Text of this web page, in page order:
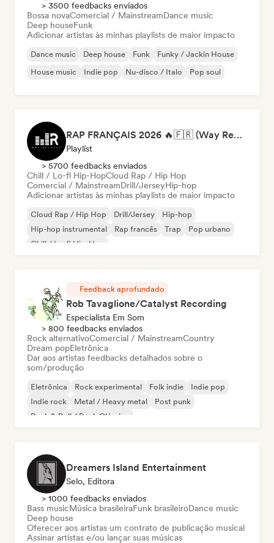
> 3500 feedbacks enviados
Bossa novaComercial / MainstreamDance music
Deep houseFunk
Adicionar artistas às minhas playlists de maior impacto
Dance music Deep house Funk
Funky / Jackin House
House music
Indie pop Nu-disco / Italo Pop soul
RAP FRANÇAIS 2026 🔥🇫🇷 (Way Records)
Playlist
> 5700 feedbacks enviados
Chill / Lo-fi Hip-HopCloud Rap / Hip Hop
Comercial / MainstreamDrill/JerseyHip-hop
Adicionar artistas às minhas playlists de maior impacto
Cloud Rap / Hip Hop Drill/Jersey
Hip-hop
Hip-hop instrumental
Rap francês Trap
Pop urbano
Chill / Lo-fi Hip-Hop
Feedback aprofundado
Rob Tavaglione/Catalyst Recording
Especialista Em Som
> 800 feedbacks enviados
Rock alternativoComercial / MainstreamCountry
Dream popEletrônica
Dar aos artistas feedbacks detalhados sobre o
som/produção
Eletrônica Rock experimental Folk indie
Indie pop
Indie rock
Metal / Heavy metal
Post punk
Rock & Roll / Rock Clássico
Dreamers Island Entertainment
Selo, Editora
> 1000 feedbacks enviados
Bass musicMúsica brasileiraFunk brasileiroDance music
Deep house
Oferecer aos artistas um contrato de publicação musical
Assinar artistas e/ou lançar suas músicas